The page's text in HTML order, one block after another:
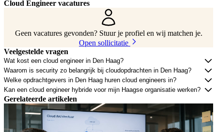
Cloud Engineer vacatures
Geen vacatures gevonden? Stuur je profiel en wij matchen je.
Open sollicitatie
Veelgestelde vragen
Wat kost een cloud engineer in Den Haag?
Waarom is security zo belangrijk bij cloudopdrachten in Den Haag?
Welke opdrachtgevers in Den Haag huren cloud engineers in?
Kan een cloud engineer hybride voor mijn Haagse organisatie werken?
Gerelateerde artikelen